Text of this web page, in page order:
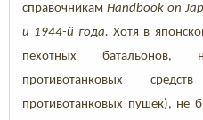
справочникам Handbook on
и 1944-й года.Хотя в
пехотных батальонов,
противотанковых
противотанковых пушек), не